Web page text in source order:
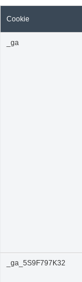
Cookie
_ga
_ga_5S9F797K32